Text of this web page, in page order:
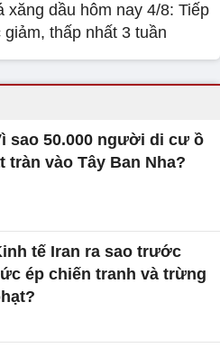
xăng dầu hôm nay 4/8: Tiếp
giảm, thấp nhất 3 tuần
sao 50.000 người di cư ồ
tràn vào Tây Ban Nha?
tế Iran ra sao trước
ép chiến tranh và trừng